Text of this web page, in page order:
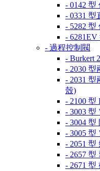
- 0142 型
- 0331
- 5282 型
-
- 過程控制閥
- Burkert
- 2030
- 2031
殼)
- 2100
- 3003 型
- 3004 型
- 3005 型
- 2051 型
- 2657 型
- 2671 型